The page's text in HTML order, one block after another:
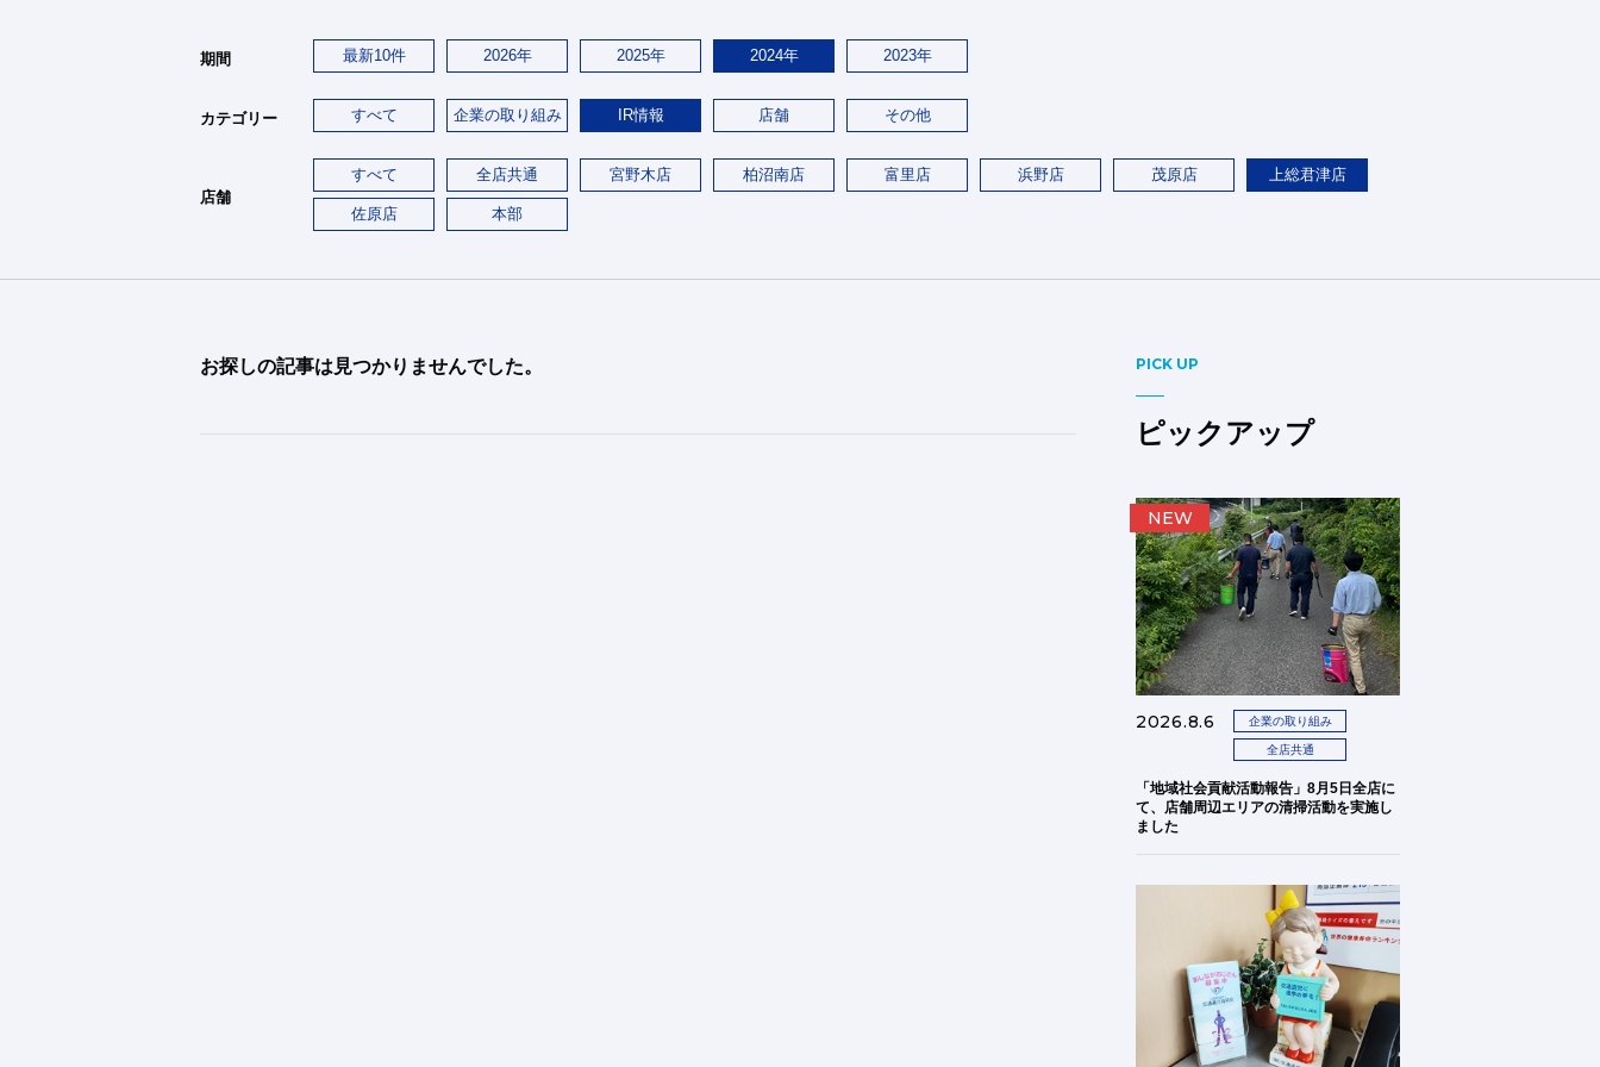
期間 最新10件 2026年 2025年 2024年 2023年
カテゴリー すべて 企業の取り組み IR情報 店舗 その他
店舗
すべて 全店共通 宮野木店 柏沼南店 富里店 浜野店 茂原店 上総君津店
佐原店 本部
お探しの記事は見つかりませんでした。 PICK UP
ピックアップ
2026.8.6 企業の取り組み
全店共通
「地域社会貢献活動報告」8月5日全店に
て、店舗周辺エリアの清掃活動を実施し
ました
NEW